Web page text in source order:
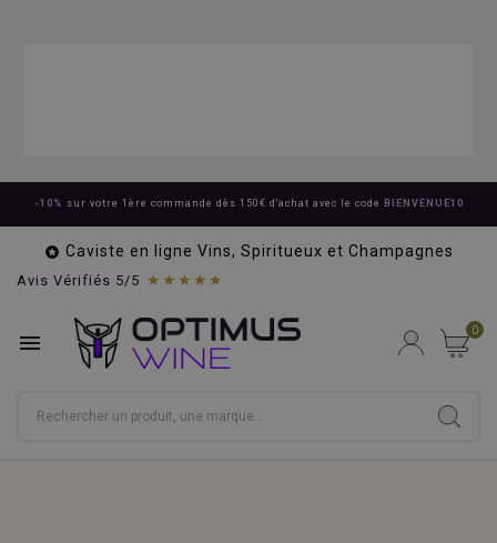
-10% sur votre 1ère commande dès 150€ d'achat avec le code BIENVENUE10
 Caviste en ligne Vins, Spiritueux et Champagnes
Avis Vérifiés 5/5 ★★★★★
 0